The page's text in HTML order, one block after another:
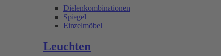
Dielenkombinationen
Spiegel
Einzelmöbel
Leuchten